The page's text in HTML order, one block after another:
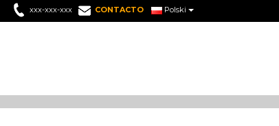
xxx-xxx-xxx CONTACTO Polski